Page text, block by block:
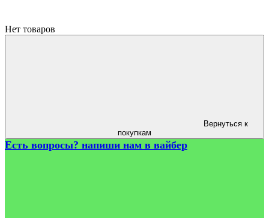
Нет товаров
Вернуться к
покупкам
Есть вопросы? напиши нам в вайбер